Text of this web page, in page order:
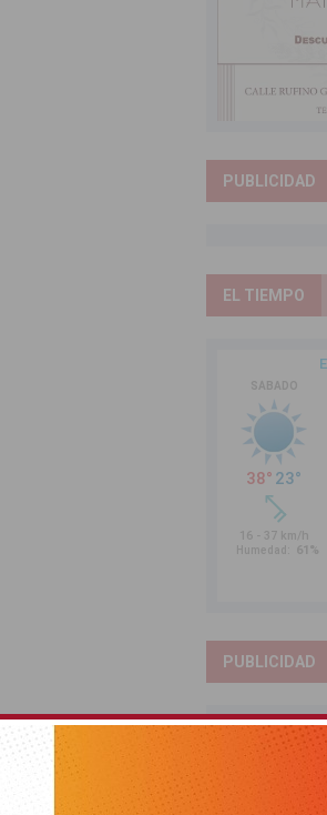
PUBLICIDAD
EL TIEMPO
PUBLICIDAD